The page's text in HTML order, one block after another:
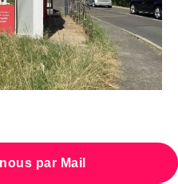
par Mail